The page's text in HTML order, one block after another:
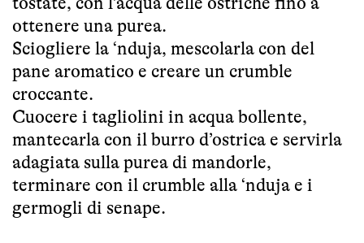
ottenere una purea.
Sciogliere la ‘nduja, mescolarla con del
pane aromatico e creare un crumble
croccante.
Cuocere i tagliolini in acqua bollente,
mantecarla con il burro d’ostrica e servirla
adagiata sulla purea di mandorle,
terminare con il crumble alla ‘nduja e i
germogli di senape.